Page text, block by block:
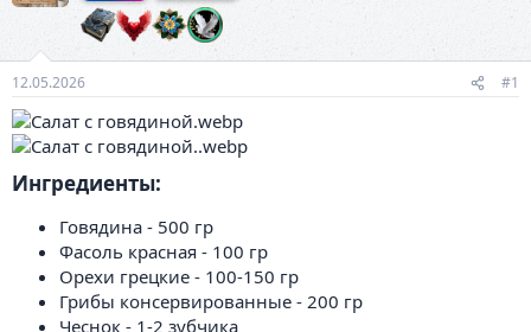
12.05.2026 #1
Ингредиенты:​
Говядина - 500 гр
Фасоль красная - 100 гр
Орехи грецкие - 100-150 гр
Грибы консервированные - 200 гр
Чеснок - 1-2 зубчика